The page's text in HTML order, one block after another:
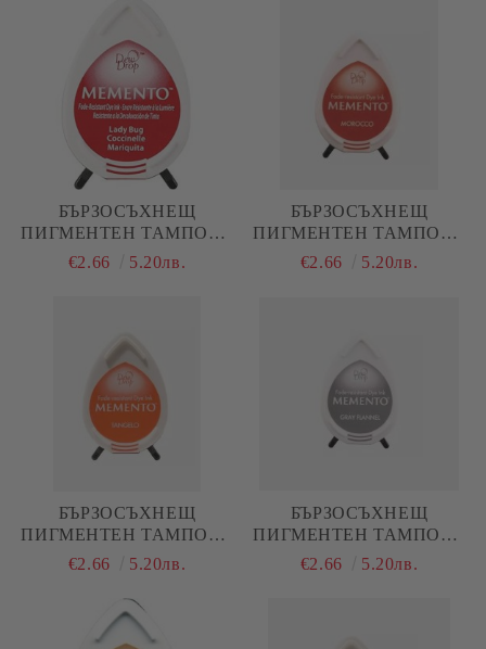
БЪРЗОСЪХНЕЩ
ПИГМЕНТЕН ТАМПОН -
MEMENTO - LADY BUG /
€2.66 5.20лв.
БЪРЗОСЪХНЕЩ
ПИГМЕНТЕН ТАМПОН -
MEMENTO - MOROCCO /
€2.66 5.20лв.
БЪРЗОСЪХНЕЩ
ПИГМЕНТЕН ТАМПОН -
MEMENTO - TANGELO /
€2.66 5.20лв.
БЪРЗОСЪХНЕЩ
ПИГМЕНТЕН ТАМПОН -
MEMENTO - GRAY
€2.66 5.20лв.